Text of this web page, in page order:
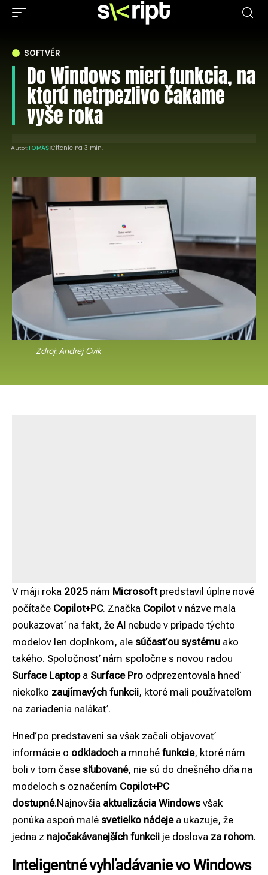
SOFTVÉR
Do Windows mieri funkcia, na
ktorú netrpezlivo čakame
vyše roka
Autor:TOMÁŠ Čítanie na 3 min.
Zdroj: Andrej Cvik
V máji roka 2025 nám Microsoftpredstavil úplne nové
počítače Copilot+PC. Značka Copilotv názve mala
poukazovať na fakt, že AI nebude v prípade týchto
modelov len doplnkom, ale súčasťou systému ako
takého. Spoločnosť nám spoločne s novou radou
Surface Laptopa Surface Pro odprezentovala hneď
niekoľko zaujímavých funkcii, ktoré mali používateľom
na zariadenia nalákať.
Hneď po predstavení sa však začali objavovať
informácie o odkladoch a mnohé funkcie, ktoré nám
boli v tom čase sľubované, nie sú do dnešného dňa na
modeloch s označením Copilot+PC
dostupné.Najnovšia aktualizácia Windows však
ponúka aspoň malé svetielko nádejea ukazuje, že
jedna z najočakávanejších funkcii je doslova za rohom.
Inteligentné vyhľadávanie vo Windows